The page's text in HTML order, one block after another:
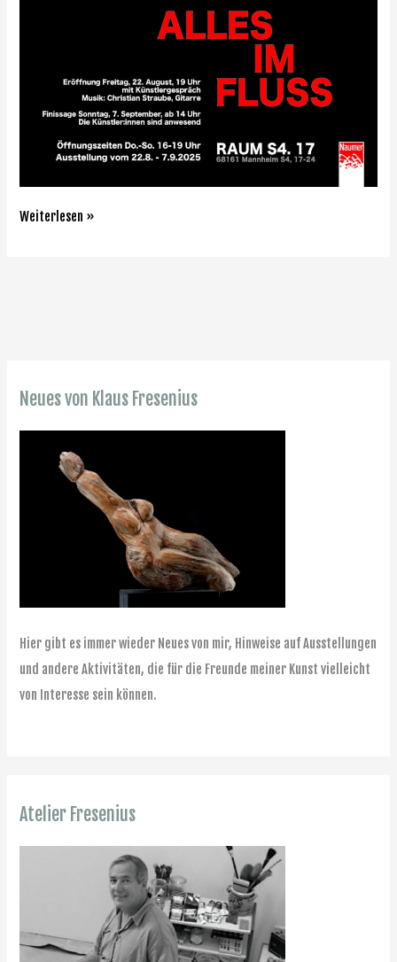
Weiterlesen »
Neues von Klaus Fresenius
Hier gibt es immer wieder Neues von mir, Hinweise auf Ausstellungen
und andere Aktivitäten, die für die Freunde meiner Kunst vielleicht
von Interesse sein können.
Atelier Fresenius